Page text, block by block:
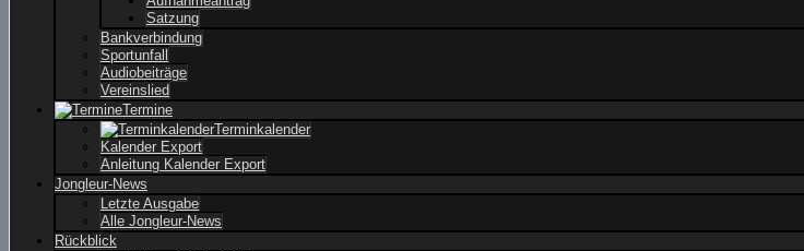
Satzung
Bankverbindung
Sportunfall
Audiobeiträge
Vereinslied
Termine
Terminkalender
Kalender Export
Anleitung Kalender Export
Jongleur-News
Letzte Ausgabe
Alle Jongleur-News
Rückblick